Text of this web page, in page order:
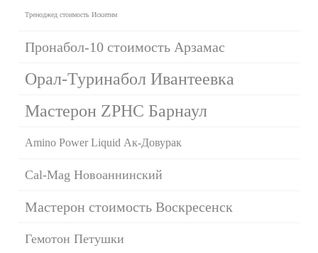
Треноджед стоимость Искитим
Пронабол-10 стоимость Арзамас
Орал-Туринабол Ивантеевка
Мастерон ZPHC Барнаул
Amino Power Liquid Ак-Довурак
Cal-Mag Новоаннинский
Мастерон стоимость Воскресенск
Гемотон Петушки